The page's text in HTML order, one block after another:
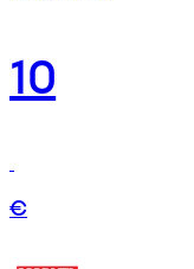
10
€